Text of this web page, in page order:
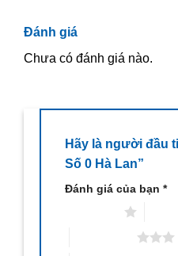
Đánh giá
Chưa có đánh giá nào.
Hãy là người đầu
Số 0 Hà Lan”
Đánh giá của bạn *